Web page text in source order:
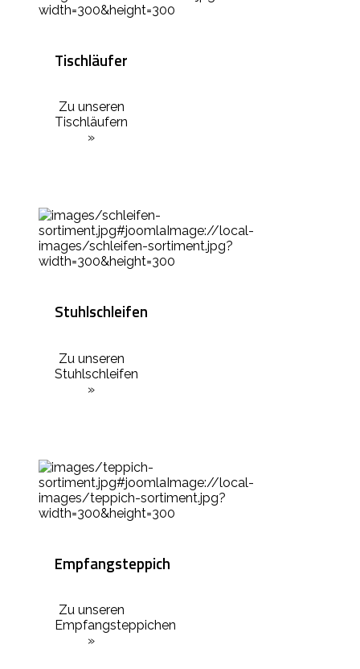
Tischläufer
Zu unseren
Tischläufern
»
Stuhlschleifen
Zu unseren
Stuhlschleifen
»
Empfangsteppich
Zu unseren
Empfangsteppichen
»